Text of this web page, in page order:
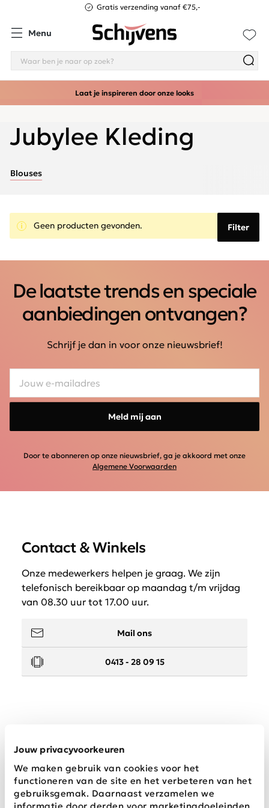
Jouw privacyvoorkeuren
We maken gebruik van cookies voor het
functioneren van de site en het verbeteren van het
gebruiksgemak. Daarnaast verzamelen we
informatie door derden voor marketingdoeleinden.
Gratis verzending vanaf €75,-
Menu
Laat je inspireren door onze looks
Jubylee Kleding
Blouses
Filter
Geen producten gevonden.
De laatste trends en speciale
aanbiedingen ontvangen?
Schrijf je dan in voor onze nieuwsbrief!
Meld mij aan
Door te abonneren op onze nieuwsbrief, ga je akkoord met onze
Algemene Voorwaarden
Contact & Winkels
Onze medewerkers helpen je graag. We zijn
telefonisch bereikbaar op maandag t/m vrijdag
van 08.30 uur tot 17.00 uur.
Mail ons
0413 - 28 09 15
Wij zijn Schijvens mode